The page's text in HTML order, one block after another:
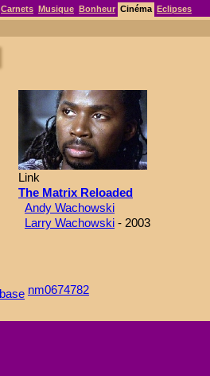
Carnets Musique Bonheur Cinéma Eclipses
Link
The Matrix Reloaded
Andy Wachowski
Larry Wachowski - 2003
nm0674782